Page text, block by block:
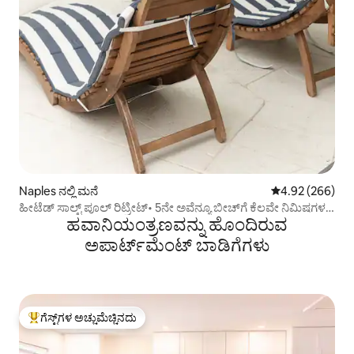
Naples ನಲ್ಲಿ ಮನೆ 5 ರಲ್ಲಿ 4.92
4.92 (266)
ಹೀಟೆಡ್ ಸಾಲ್ಟ್ ಪೂಲ್ ರಿಟ್ರೀಟ್• 5ನೇ ಅವೆನ್ಯೂ ಬೀಚ್‌ಗೆ ಕೆಲವೇ ನಿಮಿಷಗಳ
ಹವಾನಿಯಂತ್ರಣವನ್ನು ಹೊಂದಿರುವ
ಅಪಾರ್ಟ್‌ಮೆಂಟ್‌ ಬಾಡಿಗೆಗಳು
ಗೆಸ್ಟ್‌ಗಳಿಗೆ ಅತಿ ಹೆಚ್ಚು ಅಚ್ಚುಮೆಚ್ಚಿನದು
ಗೆಸ್ಟ್‌ಗಳ ಅಚ್ಚುಮೆಚ್ಚಿನದು